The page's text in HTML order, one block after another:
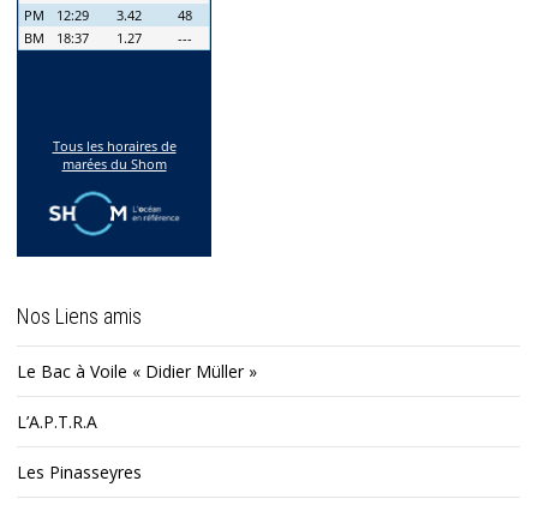
Nos Liens amis
Le Bac à Voile « Didier Müller »
L’A.P.T.R.A
Les Pinasseyres